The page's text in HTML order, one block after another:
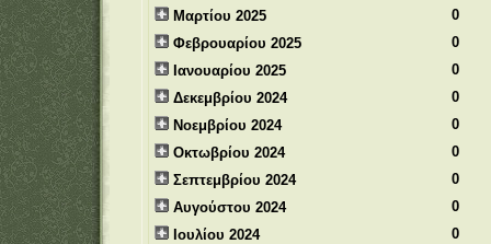
Μαρτίου 2025
0
Φεβρουαρίου 2025
0
Ιανουαρίου 2025
0
Δεκεμβρίου 2024
0
Νοεμβρίου 2024
0
Οκτωβρίου 2024
0
Σεπτεμβρίου 2024
0
Αυγούστου 2024
0
Ιουλίου 2024
0